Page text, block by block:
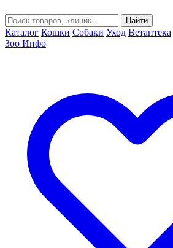
Найти
Каталог Кошки Собаки Уход Ветаптека
Зоо Инфо